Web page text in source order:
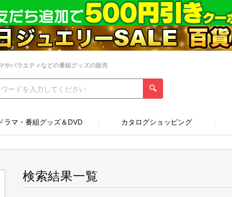
やバラエティなどの番組グッズの販売
ドラマ・番組グッズ＆DVD カタログショッピング
検索結果一覧